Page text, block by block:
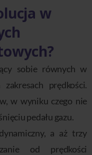
w
sobie równych w
prędkości.
w wyniku czego nie
pedału gazu.
a aż trzy
od prędkości